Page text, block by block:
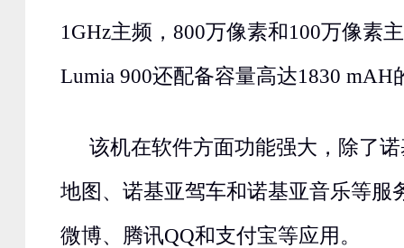
1GHz主频，800万像素和100万像素
Lumia 900还配备容量高达1830 mAH
该机在软件方面功能强大，除了
地图、诺基亚驾车和诺基亚音乐等服
微博、腾讯QQ和支付宝等应用。